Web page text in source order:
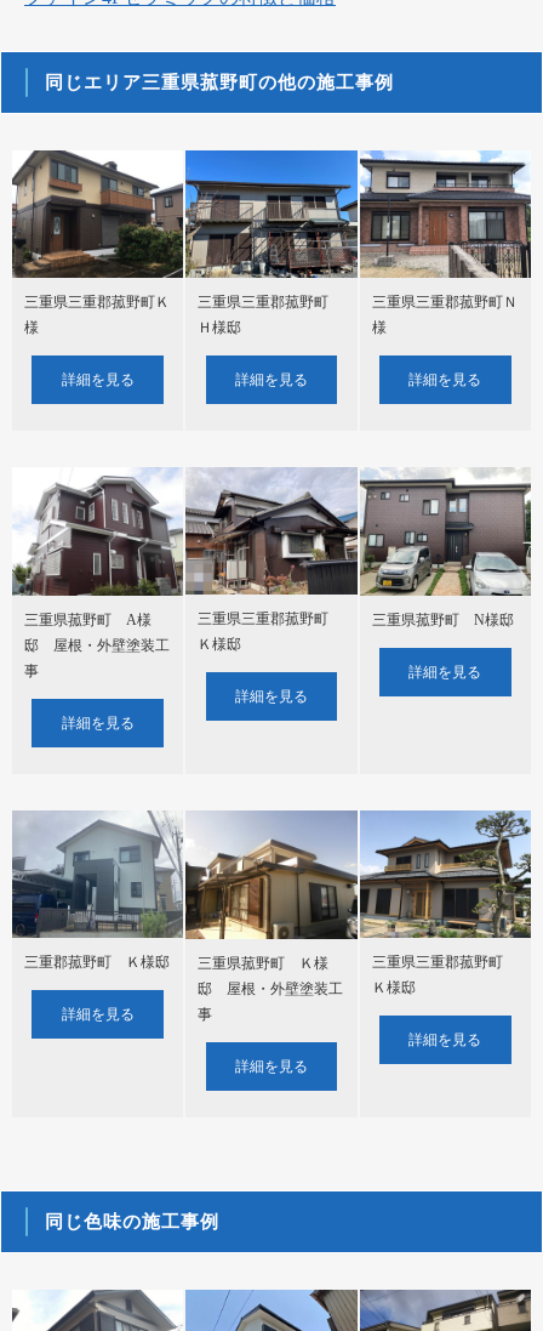
同じエリア三重県菰野町の他の施工事例
三重県三重郡菰野町Ｋ
様
詳細を見る
三重県三重郡菰野町
Ｈ様邸
詳細を見る
三重県三重郡菰野町Ｎ
様
詳細を見る
三重県菰野町 A様
邸 屋根・外壁塗装工
事
詳細を見る
三重県三重郡菰野町
Ｋ様邸
詳細を見る
三重県菰野町 N様邸
詳細を見る
三重郡菰野町 Ｋ様邸
詳細を見る
三重県菰野町 Ｋ様
邸 屋根・外壁塗装工
事
詳細を見る
三重県三重郡菰野町
Ｋ様邸
詳細を見る
同じ色味の施工事例